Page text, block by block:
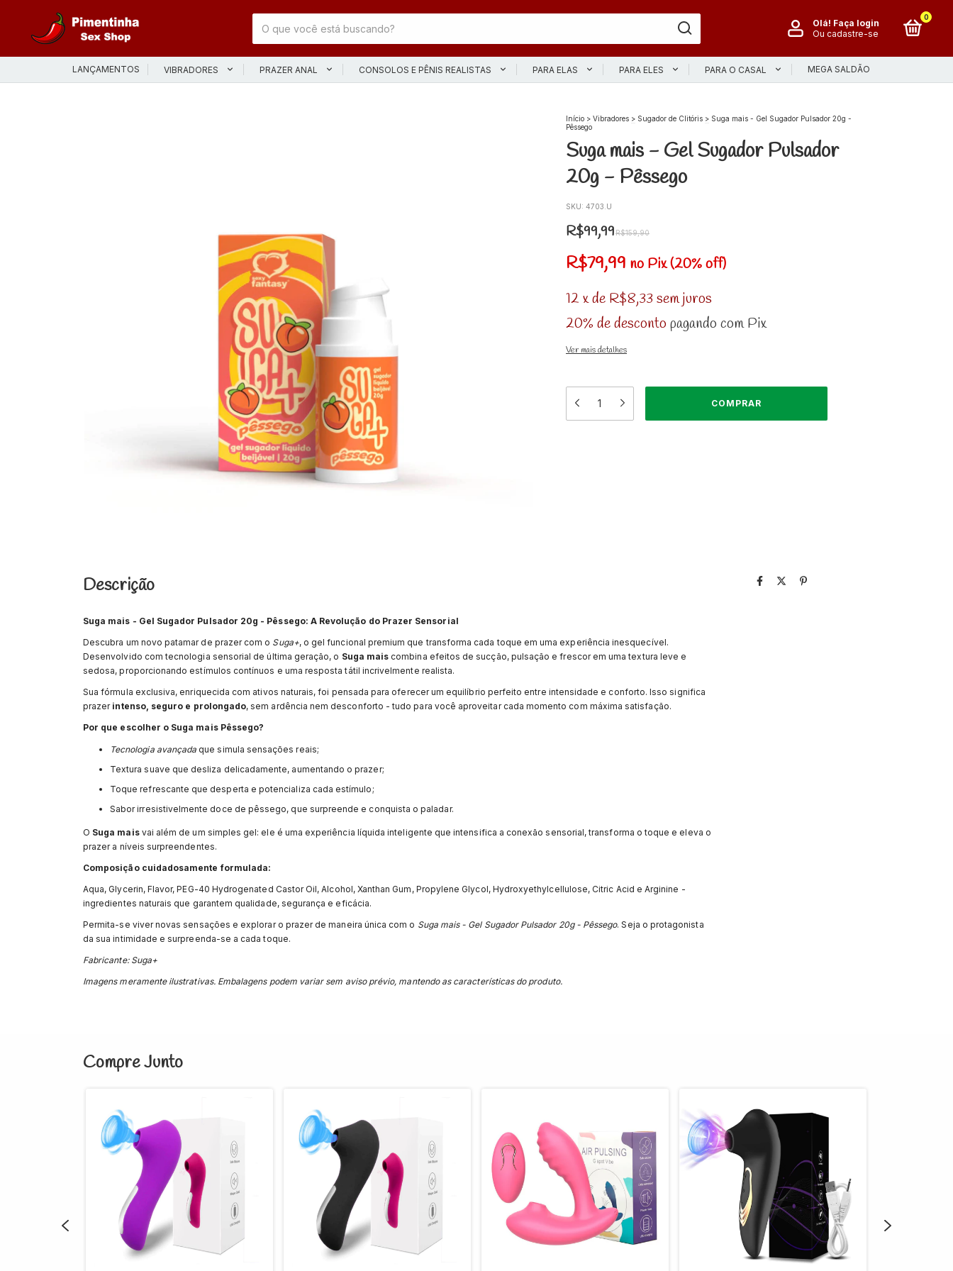
Olá! Faça login
Ou cadastre-se
0
LANÇAMENTOS VIBRADORES PRAZER ANAL CONSOLOS E PÊNIS REALISTAS PARA ELAS PARA ELES PARA O CASAL MEGA SALDÃO
Início > Vibradores > Sugador de Clitóris > Suga mais - Gel Sugador Pulsador 20g -
Pêssego
Suga mais - Gel Sugador Pulsador
20g - Pêssego
SKU: 4703.U
R$99,99R$159,90
R$79,99 no Pix (20% off)
12 xde R$8,33 sem juros
20% de desconto pagando com Pix
Ver mais detalhes
Descrição
Suga mais - Gel Sugador Pulsador 20g - Pêssego: A Revolução do Prazer Sensorial
Descubra um novo patamar de prazer com o Suga+, o gel funcional premium que transforma cada toque em uma experiência inesquecível.
Desenvolvido com tecnologia sensorial de última geração, o Suga mais combina efeitos de sucção, pulsação e frescor em uma textura leve e
sedosa, proporcionando estímulos contínuos e uma resposta tátil incrivelmente realista.
Sua fórmula exclusiva, enriquecida com ativos naturais, foi pensada para oferecer um equilíbrio perfeito entre intensidade e conforto. Isso significa
prazer intenso, seguro e prolongado, sem ardência nem desconforto - tudo para você aproveitar cada momento com máxima satisfação.
Por que escolher o Suga mais Pêssego?
Tecnologia avançada que simula sensações reais;
Textura suave que desliza delicadamente, aumentando o prazer;
Toque refrescante que desperta e potencializa cada estímulo;
Sabor irresistivelmente doce de pêssego, que surpreende e conquista o paladar.
O Suga maisvai além de um simples gel: ele é uma experiência líquida inteligente que intensifica a conexão sensorial, transforma o toque e eleva o
prazer a níveis surpreendentes.
Composição cuidadosamente formulada:
Aqua, Glycerin, Flavor, PEG-40 Hydrogenated Castor Oil, Alcohol, Xanthan Gum, Propylene Glycol, Hydroxyethylcellulose, Citric Acid e Arginine -
ingredientes naturais que garantem qualidade, segurança e eficácia.
Permita-se viver novas sensações e explorar o prazer de maneira única com o Suga mais - Gel Sugador Pulsador 20g - Pêssego. Seja o protagonista
da sua intimidade e surpreenda-se a cada toque.
Fabricante: Suga+
Imagens meramente ilustrativas. Embalagens podem variar sem aviso prévio, mantendo as características do produto.
Compre Junto